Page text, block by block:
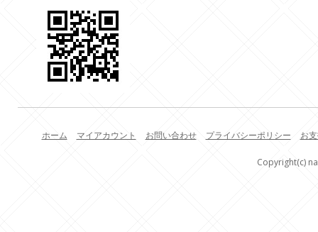
ホーム マイアカウント お問い合わせ プライバシーポリシー お
Copyright(c)